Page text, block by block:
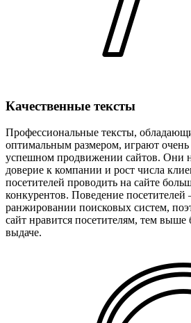
Качественные тексты
Профессиональные тексты,
оптимальным размером, играют
успешном продвижении сайтов. Они
доверие к компании и рост числа
посетителей проводить на сайте
конкурентов. Поведение посетителей
ранжировании поисковых систем,
сайт нравится посетителям, тем выше
выдаче.